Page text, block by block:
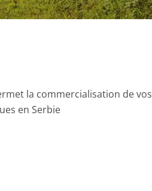
la commercialisation de vos
en Serbie